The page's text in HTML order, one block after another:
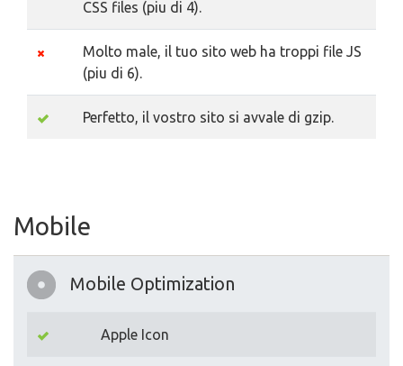
CSS files (piu di 4).
Molto male, il tuo sito web ha troppi file JS
(piu di 6).
Perfetto, il vostro sito si avvale di gzip.
Mobile
Mobile Optimization
Apple Icon